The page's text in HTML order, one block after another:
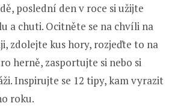
poslední den v roce si užijte
a chuti. Ocitněte se na chvíli na
zdolejte kus hory, rozjeďte to na
herně, zasportujte si nebo si
Inspirujte se 12 tipy, kam vyrazit
roku.